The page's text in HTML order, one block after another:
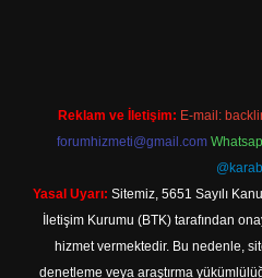
Reklam ve İletişim: E-mail:
forumhizmeti@gmail.com
Yasal Uyarı: Sitemiz, 5651 Sayılı
İletişim Kurumu (BTK) tarafından
hizmet vermektedir. Bu nedenle,
denetleme veya araştırma